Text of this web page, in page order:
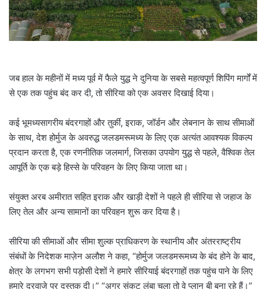
जब हाल के महीनों में मध्य पूर्व में फैले युद्ध ने दुनिया के सबसे महत्वपूर्ण शिपिंग मार्गों में
से एक तक पहुंच बंद कर दी, तो सीरिया को एक अवसर दिखाई दिया।
कई भूमध्यसागरीय बंदरगाहों और तुर्की, इराक, जॉर्डन और लेबनान के साथ सीमाओं
के साथ, देश होर्मुज के अवरुद्ध जलडमरूमध्य के लिए एक अत्यंत आवश्यक विकल्प
प्रदान करता है, एक रणनीतिक जलमार्ग, जिसका उपयोग युद्ध से पहले, वैश्विक तेल
आपूर्ति के एक बड़े हिस्से के परिवहन के लिए किया जाता था।
संयुक्त अरब अमीरात सहित इराक और खाड़ी देशों ने पहले ही सीरिया से जहाज के
लिए तेल और अन्य सामानों का परिवहन शुरू कर दिया है।
सीरिया की सीमाओं और सीमा शुल्क प्राधिकरण के स्थानीय और अंतरराष्ट्रीय
संबंधों के निदेशक माज़ेन अलौश ने कहा, “होर्मुज जलडमरूमध्य के बंद होने के बाद,
क्षेत्र के लगभग सभी पड़ोसी देशों ने हमारे सीरियाई बंदरगाहों तक पहुंच पाने के लिए
हमारे दरवाजे पर दस्तक दी।” “अगर संकट लंबा चला तो वे प्लान बी बना रहे हैं।”